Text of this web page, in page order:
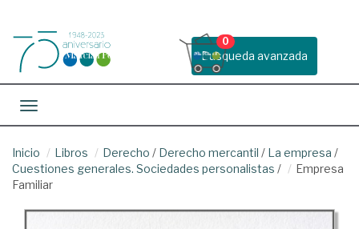
Busqueda avanzada
0
Toggle navigation
Inicio Libros Derecho / Derecho mercantil / La empresa /
Cuestiones generales. Sociedades personalistas /
Empresa
Familiar